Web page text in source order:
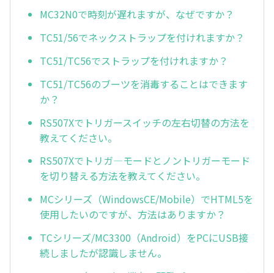
MC32N0で時刻が遅れますが、なぜですか？
TC51/56でネックストラップを付けれますか？
TC51/TC56でストラップを付けれますか？
TC51/TC56のブーツを消毒することはできます
か？
RS507Xでトリガースイッチの左右切替の方法を
教えてください。
RS507Xでトリガ—モードとノントリガーモード
を切り替える方法を教えてください。
MCシリーズ（WindowsCE/Mobile）でHTML5を
使用したいのですが、方法はありますか？
TCシリーズ/MC3300（Android）をPCにUSB接
続しましたが認識しません。